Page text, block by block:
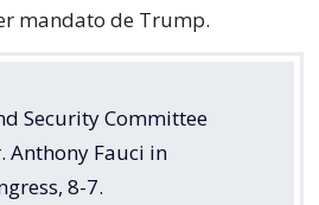
mandato de Trump.
Security Committee
Anthony Fauci in
8-7.